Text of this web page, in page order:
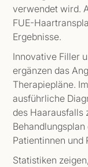
verwendet wird.
FUE-
Ergebnisse.
Innovative Filler
ergänzen das
Therapiepläne.
ausführliche
des Haarausfalls
Patientinnen und
Statistiken